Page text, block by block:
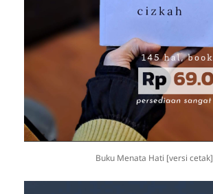
Buku Menata Hati [versi cetak]